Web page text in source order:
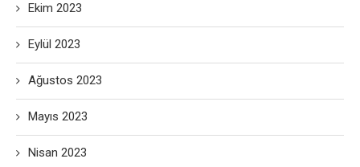
Ekim 2023
Eylül 2023
Ağustos 2023
Mayıs 2023
Nisan 2023